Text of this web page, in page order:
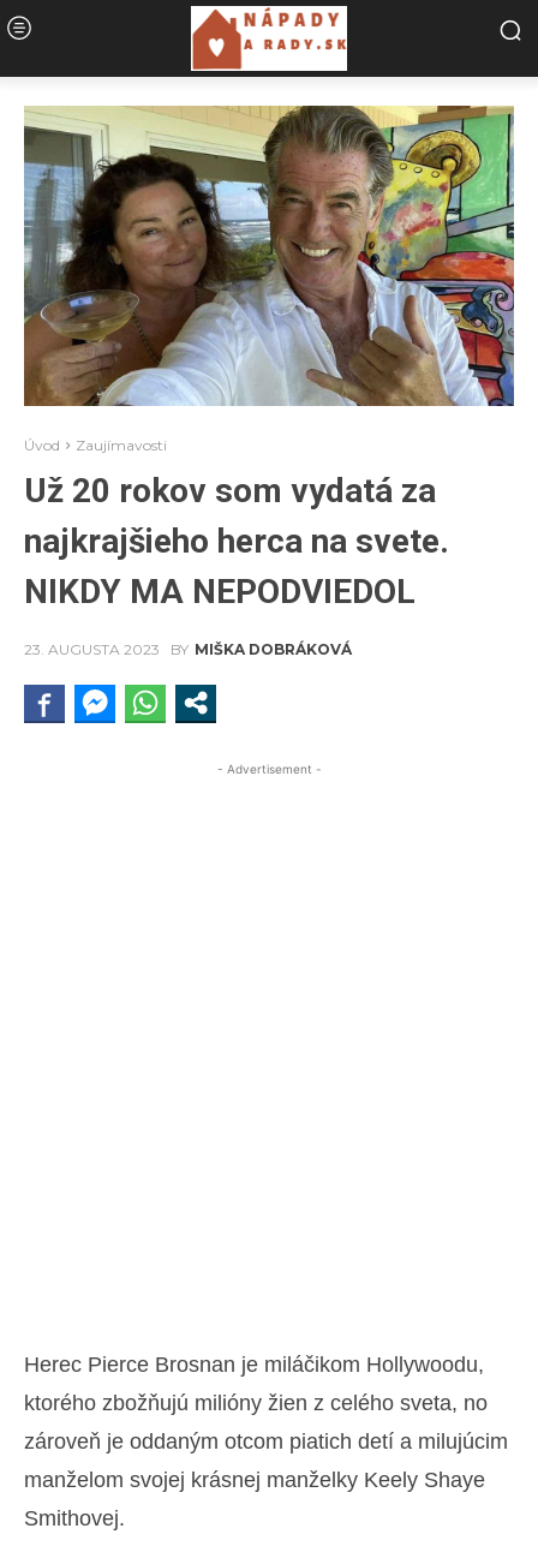
Úvod Zaujímavosti
Už 20 rokov som vydatá za
najkrajšieho herca na svete.
NIKDY MA NEPODVIEDOL
23. AUGUSTA 2023 BY MIŠKA DOBRÁKOVÁ
- Advertisement -
Herec Pierce Brosnan je miláčikom Hollywoodu,
ktorého zbožňujú milióny žien z celého sveta, no
zároveň je oddaným otcom piatich detí a milujúcim
manželom svojej krásnej manželky Keely Shaye
Smithovej.